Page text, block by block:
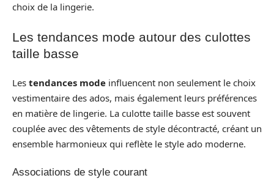
choix de la lingerie.
Les tendances mode autour des culottes
taille basse
Les tendances mode influencent non seulement le choix
vestimentaire des ados, mais également leurs préférences
en matière de lingerie. La culotte taille basse est souvent
couplée avec des vêtements de style décontracté, créant un
ensemble harmonieux qui reflète le style ado moderne.
Associations de style courant